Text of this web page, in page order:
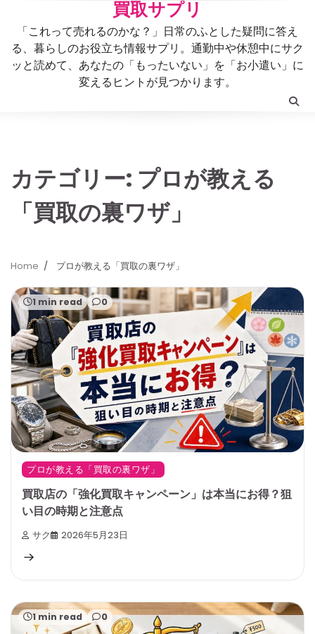
content
買取サプリ
「これって売れるのかな？」日常のふとした疑問に答え
る、暮らしのお役立ち情報サプリ。通勤中や休憩中にサク
ッと読めて、あなたの「もったいない」を「お小遣い」に
変えるヒントが見つかります。
カテゴリー: プロが教える
「買取の裏ワザ」
Home プロが教える「買取の裏ワザ」
1 min read 0
プロが教える「買取の裏ワザ」
買取店の「強化買取キャンペーン」は本当にお得？狙
い目の時期と注意点
サク 2026年5月23日
1 min read 0